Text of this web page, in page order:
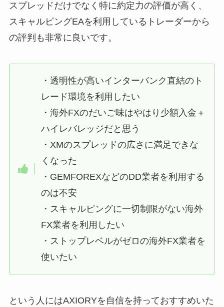
スプレッドだけでなく特に約定力の評価が高く、
スキャルピングEAを利用しているトレーダーから
の評判も非常に良いです。
・透明性が高いインターバンク直結のト
レード環境を利用したい
・海外FXのだいご味はやはり少額入金＋
ハイレバレッジだと思う
・XMのスプレッドの広さに満足できな
くなった
・GEMFOREXなどのDD業者を利用する
のは不安
・スキャルピングに一切制限がない海外
FX業者を利用したい
・ストップレベルがゼロの海外FX業者を
使いたい
という人にはAXIORYを自信を持っておすすめいた